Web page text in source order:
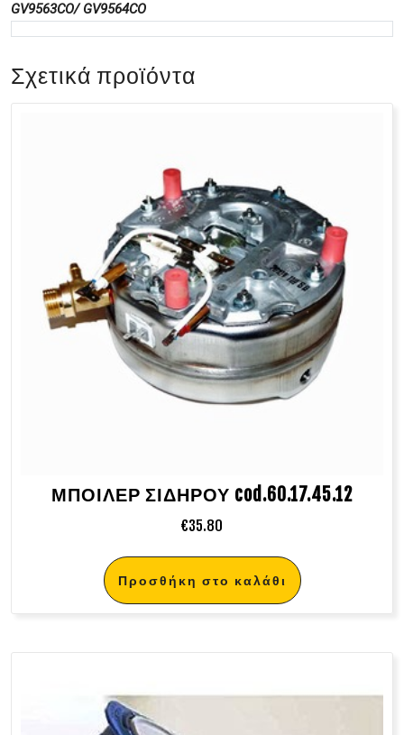
GV9563CO/ GV9564CO
Σχετικά προϊόντα
ΜΠΟΙΛΕΡ ΣΙΔΗΡΟΥ cod.60.17.45.12
€35.80
Προσθήκη στο καλάθι